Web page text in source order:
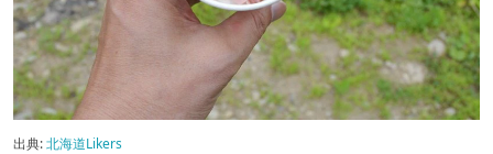
出典:北海道Likers